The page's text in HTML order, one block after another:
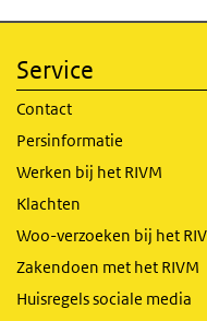
Service
Contact
Persinformatie
Werken bij het RIVM
Klachten
Woo-verzoeken bij het
Zakendoen met het RIVM
Huisregels sociale media